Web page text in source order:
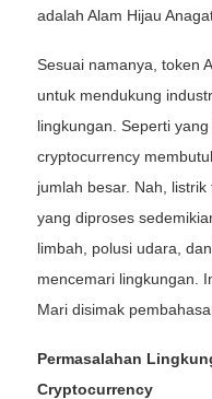
adalah Alam Hijau
Sesuai namanya, token
untuk mendukung
lingkungan. Seperti
cryptocurrency
jumlah besar. Nah,
yang diproses
limbah, polusi udara,
mencemari lingkungan.
Mari disimak
Permasalahan
Cryptocurrency